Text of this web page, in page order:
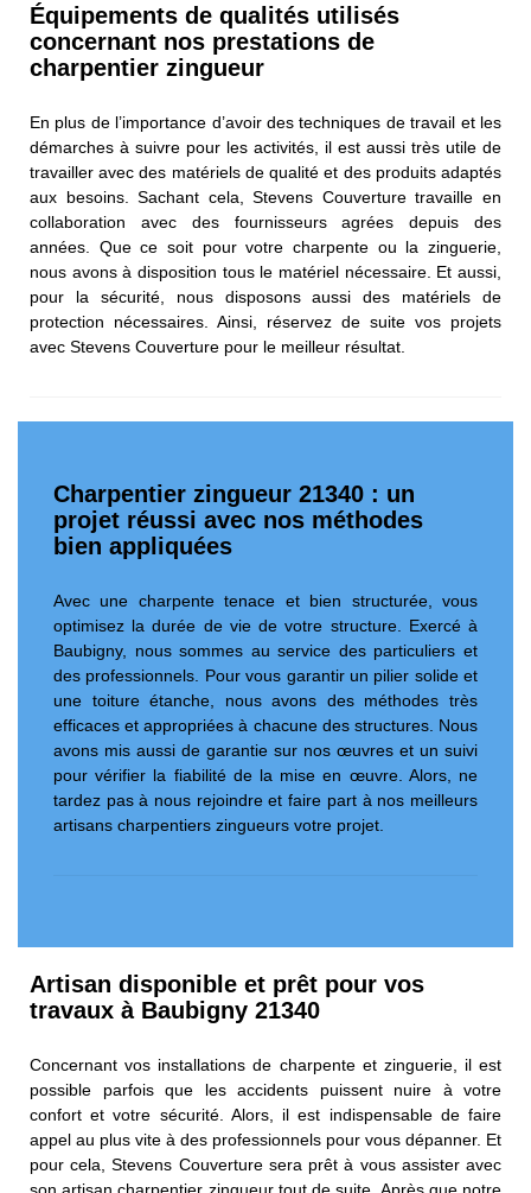
Équipements de qualités utilisés
concernant nos prestations de
charpentier zingueur
En plus de l’importance d’avoir des techniques de travail et les
démarches à suivre pour les activités, il est aussi très utile de
travailler avec des matériels de qualité et des produits adaptés
aux besoins. Sachant cela, Stevens Couverture travaille en
collaboration avec des fournisseurs agrées depuis des
années. Que ce soit pour votre charpente ou la zinguerie,
nous avons à disposition tous le matériel nécessaire. Et aussi,
pour la sécurité, nous disposons aussi des matériels de
protection nécessaires. Ainsi, réservez de suite vos projets
avec Stevens Couverture pour le meilleur résultat.
Charpentier zingueur 21340 : un
projet réussi avec nos méthodes
bien appliquées
Avec une charpente tenace et bien structurée, vous
optimisez la durée de vie de votre structure. Exercé à
Baubigny, nous sommes au service des particuliers et
des professionnels. Pour vous garantir un pilier solide et
une toiture étanche, nous avons des méthodes très
efficaces et appropriées à chacune des structures. Nous
avons mis aussi de garantie sur nos œuvres et un suivi
pour vérifier la fiabilité de la mise en œuvre. Alors, ne
tardez pas à nous rejoindre et faire part à nos meilleurs
artisans charpentiers zingueurs votre projet.
Artisan disponible et prêt pour vos
travaux à Baubigny 21340
Concernant vos installations de charpente et zinguerie, il est
possible parfois que les accidents puissent nuire à votre
confort et votre sécurité. Alors, il est indispensable de faire
appel au plus vite à des professionnels pour vous dépanner. Et
pour cela, Stevens Couverture sera prêt à vous assister avec
son artisan charpentier zingueur tout de suite. Après que notre